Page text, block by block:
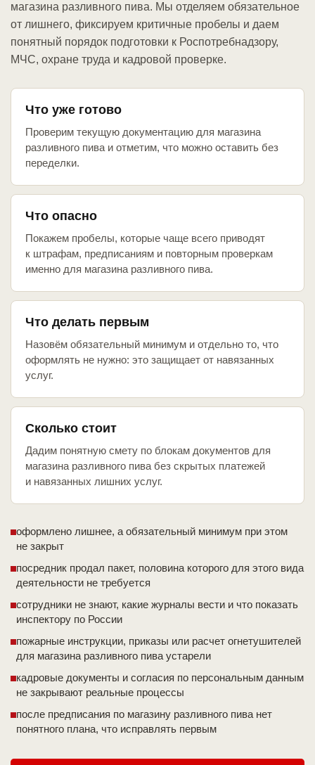
магазина разливного пива. Мы отделяем обязательное
от лишнего, фиксируем критичные пробелы и даем
понятный порядок подготовки к Роспотребнадзору,
МЧС, охране труда и кадровой проверке.
Что уже готово
Проверим текущую документацию для магазина
разливного пива и отметим, что можно оставить без
переделки.
Что опасно
Покажем пробелы, которые чаще всего приводят
к штрафам, предписаниям и повторным проверкам
именно для магазина разливного пива.
Что делать первым
Назовём обязательный минимум и отдельно то, что
оформлять не нужно: это защищает от навязанных
услуг.
Сколько стоит
Дадим понятную смету по блокам документов для
магазина разливного пива без скрытых платежей
и навязанных лишних услуг.
оформлено лишнее, а обязательный минимум при этом
не закрыт
посредник продал пакет, половина которого для этого вида
деятельности не требуется
сотрудники не знают, какие журналы вести и что показать
инспектору по России
пожарные инструкции, приказы или расчет огнетушителей
для магазина разливного пива устарели
кадровые документы и согласия по персональным данным
не закрывают реальные процессы
после предписания по магазину разливного пива нет
понятного плана, что исправлять первым